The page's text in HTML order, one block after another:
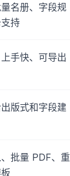
名册、字段规
持
手快、可导出
版式和字段建
批量 PDF、重